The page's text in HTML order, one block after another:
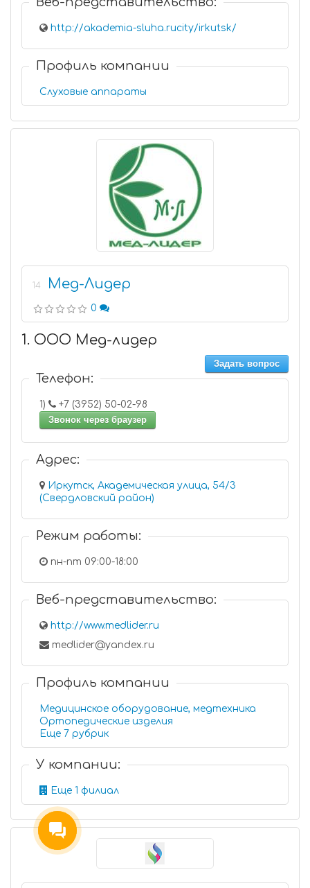
http://akademia-sluha.rucity/irkutsk/
Профиль компании
Слуховые аппараты
14 Мед-Лидер
0
1. ООО Мед-лидер
Задать вопрос
Телефон:
1)
+7 (3952) 50-02-98
Звонок через браузер
Адрес:
Иркутск, Академическая улица, 54/3
(Свердловский район)
Режим работы:
пн-пт 09:00-18:00
Веб-представительство:
http://www.medlider.ru
medlider@yandex.ru
Профиль компании
Медицинское оборудование, медтехника
Ортопедические изделия
Еще 7 рубрик
У компании:
Еще 1 филиал